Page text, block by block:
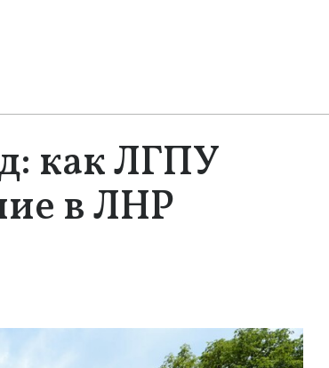
как ЛГПУ
в ЛНР